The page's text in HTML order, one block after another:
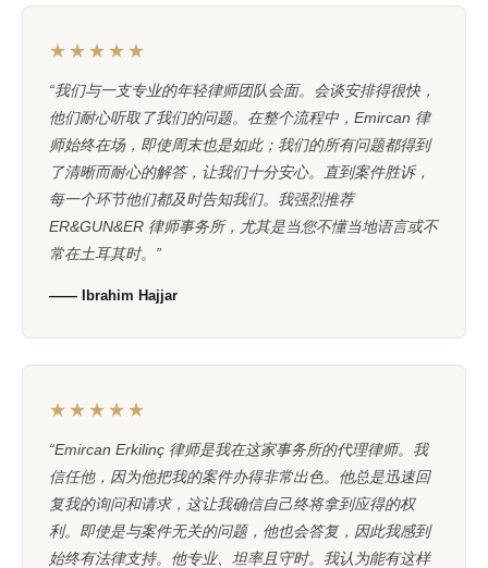
★★★★★
“我们与一支专业的年轻律师团队会面。会谈安排得很快，
他们耐心听取了我们的问题。在整个流程中，Emircan 律
师始终在场，即使周末也是如此；我们的所有问题都得到
了清晰而耐心的解答，让我们十分安心。直到案件胜诉，
每一个环节他们都及时告知我们。我强烈推荐
ER&GUN&ER 律师事务所，尤其是当您不懂当地语言或不
常在土耳其时。”
—— Ibrahim Hajjar
★★★★★
“Emircan Erkilinç 律师是我在这家事务所的代理律师。我
信任他，因为他把我的案件办得非常出色。他总是迅速回
复我的询问和请求，这让我确信自己终将拿到应得的权
利。即使是与案件无关的问题，他也会答复，因此我感到
始终有法律支持。他专业、坦率且守时。我认为能有这样